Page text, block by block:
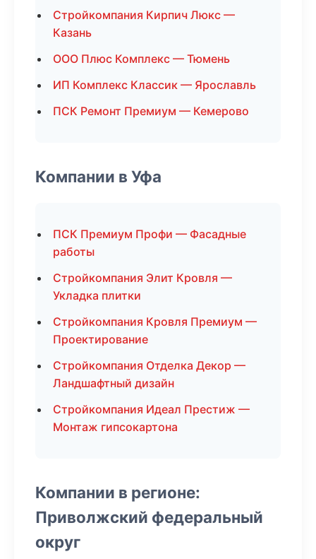
Стройкомпания Кирпич Люкс —
Казань
ООО Плюс Комплекс — Тюмень
ИП Комплекс Классик — Ярославль
ПСК Ремонт Премиум — Кемерово
Компании в Уфа
ПСК Премиум Профи — Фасадные
работы
Стройкомпания Элит Кровля —
Укладка плитки
Стройкомпания Кровля Премиум —
Проектирование
Стройкомпания Отделка Декор —
Ландшафтный дизайн
Стройкомпания Идеал Престиж —
Монтаж гипсокартона
Компании в регионе:
Приволжский федеральный
округ